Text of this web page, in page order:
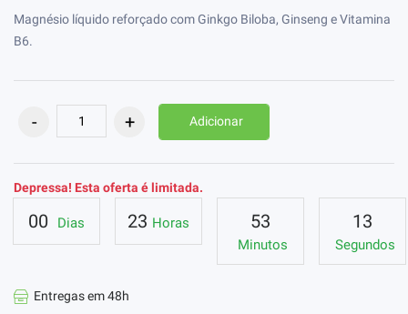
Magnésio líquido reforçado com Ginkgo Biloba, Ginseng e Vitamina
B6.
Adicionar
Depressa! Esta oferta é limitada.
00 Dias 23 Horas 53
Minutos
12
Segundos
Entregas em 48h